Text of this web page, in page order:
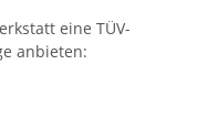
eine TÜV-
anbieten: